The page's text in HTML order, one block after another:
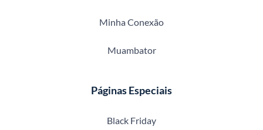
Minha Conexão
Muambator
Páginas Especiais
Black Friday